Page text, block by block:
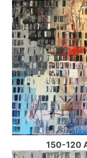
150-120